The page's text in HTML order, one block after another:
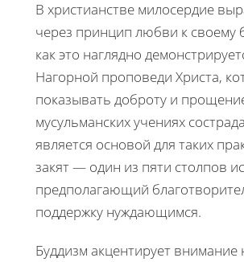
В христианстве милосердие
через принцип любви к своему
как это наглядно
Нагорной проповеди Христа,
показывать доброту и
мусульманских учениях
является основой для таких
закят — один из пяти столпов
предполагающий
поддержку нуждающимся.
Буддизм акцентирует внимание